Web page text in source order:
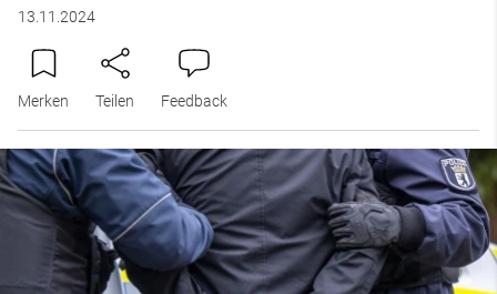
13.11.2024
Merken Teilen Feedback